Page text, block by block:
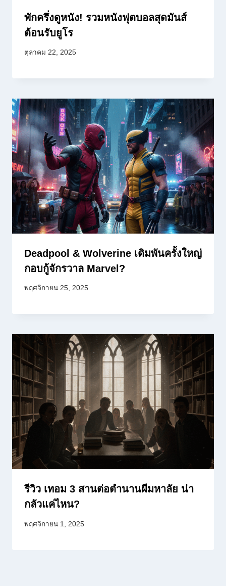
พักครึ่งดูหนัง! รวมหนังฟุตบอลสุดมันส์
ต้อนรับยูโร
ตุลาคม 22, 2025
Deadpool & Wolverine เดิมพันครั้งใหญ่
กอบกู้จักรวาล Marvel?
พฤศจิกายน 25, 2025
รีวิว เทอม 3 สานต่อตำนานผีมหาลัย น่า
กลัวแค่ไหน?
พฤศจิกายน 1, 2025